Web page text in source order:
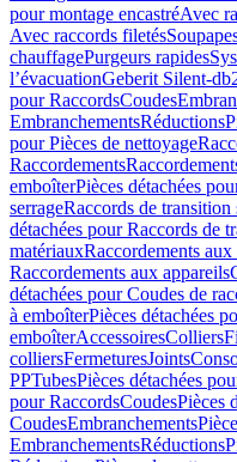
pour montage encastréAvec
Avec raccords filetés
chauffagePurgeurs rapides
l’évacuationGeberit Silent-
pour RaccordsCoudes
EmbranchementsRéductions
pour Pièces de nettoyage
Raccordements
emboîterPièces détachées
serrageRaccords de transition
détachées pour Raccords de
matériauxRaccordements aux
Raccordements aux appareils
détachées pour Coudes de
à emboîterPièces détachées
emboîterAccessoiresColliers
colliersFermeturesJoints
PPTubesPièces détachées
pour RaccordsCoudesPièces
CoudesEmbranchements
EmbranchementsRéductions